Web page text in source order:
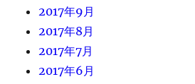
2017年9月
2017年8月
2017年7月
2017年6月